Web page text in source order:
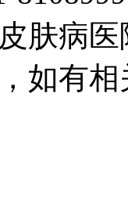
肤病
如有